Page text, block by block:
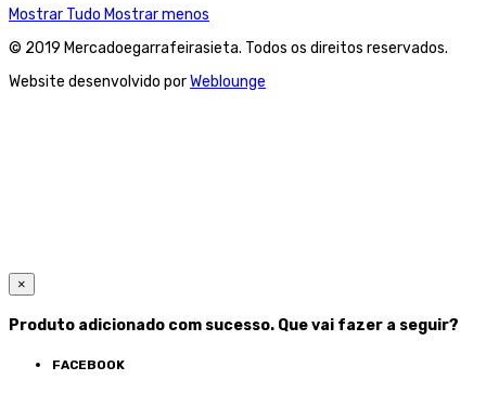
Mostrar Tudo Mostrar menos
© 2019 Mercadoegarrafeirasieta. Todos os direitos reservados.
Website desenvolvido porWeblounge
×
Produto adicionado com sucesso. Que vai fazer a seguir?
FACEBOOK